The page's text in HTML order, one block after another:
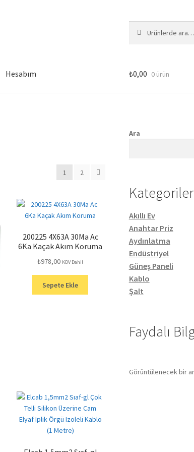
Hesabım ₺0,00 0 ürün
1 2
200225 4X63A 30Ma Ac
6Ka Kaçak Akım Koruma
₺978,00 KDV Dahil
Sepete Ekle
Ara
Kategoriler
Akıllı Ev
Anahtar Priz
Aydınlatma
Endüstriyel
Güneş Paneli
Kablo
Şalt
Faydalı
Görüntülenecek bir